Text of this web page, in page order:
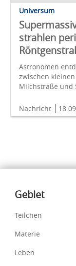
Universum
strahlen
Astronomen
zwischen
Milchstraße und
Nachricht
Inhalte
Gebiet
Teilchen
Materie
Leben